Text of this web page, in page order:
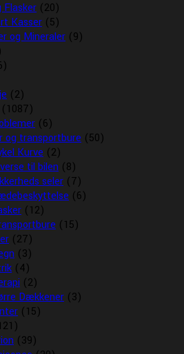
Flasker (20)
Kasser (5)
og Mineraler (9)
(2)
(1087)
(6)
og transportbure (50)
Kurve (2)
til bilen (8)
seler (7)
(6)
(12)
(15)
(27)
(3)
(4)
(2)
Dækkener (3)
(15)
(39)